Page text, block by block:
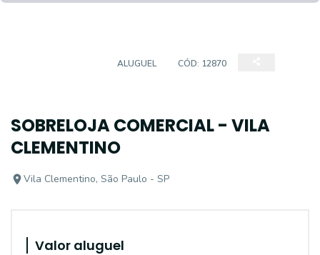
ALUGUEL CÓD: 12870
SOBRELOJA COMERCIAL - VILA
CLEMENTINO
Vila Clementino, São Paulo - SP
Valor aluguel